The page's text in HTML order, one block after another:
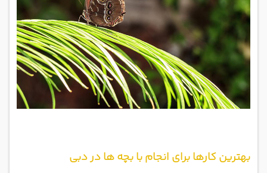
بهترین کارها برای انجام با بچه ها در دبی